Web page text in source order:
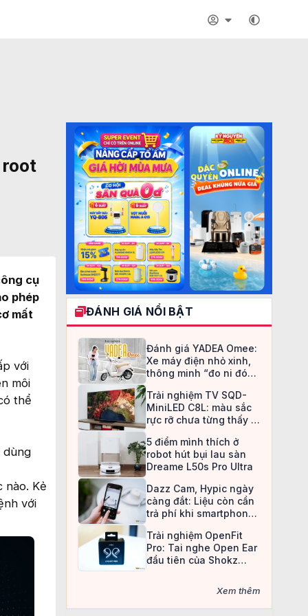
cụ
phép
mất
với
môi
thể
dùng
nào. Kẻ
với
ĐÁNH GIÁ NỔI BẬT
Đánh giá YADEA Omee:
Xe máy điện nhỏ xinh,
thông minh “đo ni đóng
Trải nghiệm TV SQD-
MiniLED C8L: màu sắc
rực rỡ chưa từng thấy ở
5 điểm mình thích ở
robot hút bụi lau sàn
Dreame L50s Pro Ultra
Dazz Cam, Hypic ngày
càng đắt: Liệu còn cần
trả phí khi smartphone
Trải nghiệm OpenFit
Pro: Tai nghe Open Ear
đầu tiên của Shokz
Xem thêm